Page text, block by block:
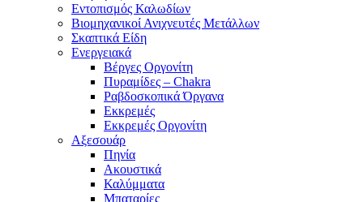
Εντοπισμός Καλωδίων
Βιομηχανικοί Ανιχνευτές Μετάλλων
Σκαπτικά Είδη
Ενεργειακά
Βέργες Οργονίτη
Πυραμίδες – Chakra
Ραβδοσκοπικά Όργανα
Εκκρεμές
Εκκρεμές Οργονίτη
Αξεσουάρ
Πηνία
Ακουστικά
Καλύμματα
Μπαταρίες